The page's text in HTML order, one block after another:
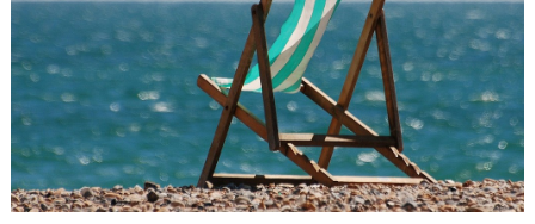
ARKIV
JOBBA HOS OSS
VANLIGA FRÅGOR